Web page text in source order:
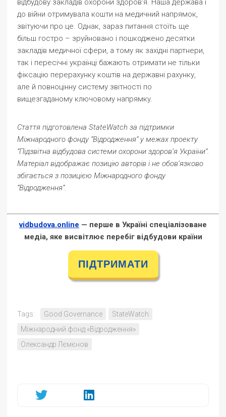
відбудову закладів охорони здоров’я. Наша держава і
до війни отримувала кошти на медичний напрямок,
звітуючи про це. Однак, зараз питання стоїть ще
більш гостро – зруйновано і пошкоджено десятки
закладів медичної сфери, а тому як західні партнери,
так і пересічні українці бажають отримати не тільки
фіксацію перерахунку коштів на державні рахунку,
але й повноцінну систему звітності по
вищезгаданому ключовому напрямку.
Стаття підготовлена StateWatch за підтримки
Міжнародного фонду “Відродження” у межах проекту
“Підзвітна відбудова системи охорони здоровʼя України”.
Матеріал відображає позицію авторів і не обов’язково
збігається з позицією Міжнародного фонду
“Відродження”.
vidbudova.online — перше в Україні спеціалізоване
медіа, яке висвітлює перебіг відбудови країни
ПІДТРИМАТИ
Tags: Good Governance
StateWatch
Міжнародний фонд «Відродження»
Олександр Лємєнов